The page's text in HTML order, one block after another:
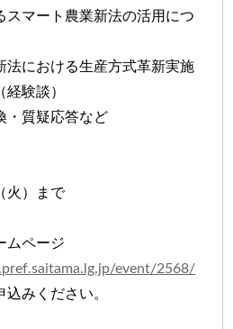
スマート農業新法の活用につ
法における生産方式革新実施
験談）
・質疑応答など
火）まで
ムページ
event/2568/
みください。